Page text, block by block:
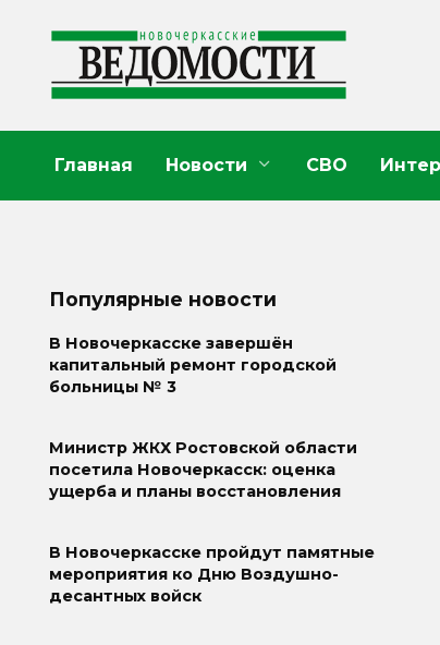
содержанию
Главная Новости СВО
Популярные новости
В Новочеркасске завершён
капитальный ремонт городской
больницы № 3
Министр ЖКХ Ростовской области
посетила Новочеркасск: оценка
ущерба и планы восстановления
В Новочеркасске пройдут памятные
мероприятия ко Дню Воздушно-
десантных войск